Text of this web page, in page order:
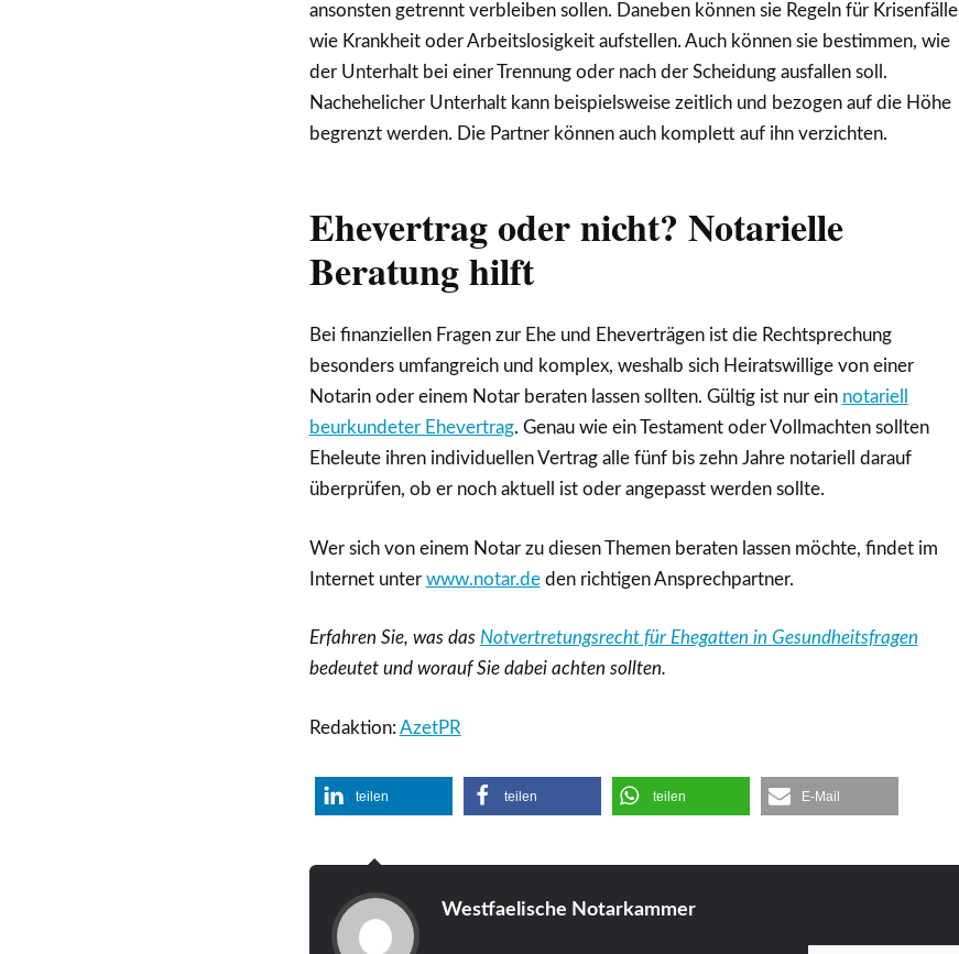
ansonsten getrennt verbleiben sollen. Daneben können sie Regeln für Krisenfälle
wie Krankheit oder Arbeitslosigkeit aufstellen. Auch können sie bestimmen, wie
der Unterhalt bei einer Trennung oder nach der Scheidung ausfallen soll.
Nachehelicher Unterhalt kann beispielsweise zeitlich und bezogen auf die Höhe
begrenzt werden. Die Partner können auch komplett auf ihn verzichten.
Ehevertrag oder nicht? Notarielle
Beratung hilft
Bei finanziellen Fragen zur Ehe und Eheverträgen ist die Rechtsprechung
besonders umfangreich und komplex, weshalb sich Heiratswillige von einer
Notarin oder einem Notar beraten lassen sollten. Gültig ist nur ein notariell
beurkundeter Ehevertrag. Genau wie ein Testament oder Vollmachten sollten
Eheleute ihren individuellen Vertrag alle fünf bis zehn Jahre notariell darauf
überprüfen, ob er noch aktuell ist oder angepasst werden sollte.
Wer sich von einem Notar zu diesen Themen beraten lassen möchte, findet im
Internet unter www.notar.deden richtigen Ansprechpartner.
Erfahren Sie, was das Notvertretungsrecht für Ehegatten in Gesundheitsfragen
bedeutet und worauf Sie dabei achten sollten.
Redaktion: AzetPR
teilen teilen teilen E-Mail
Westfaelische Notarkammer